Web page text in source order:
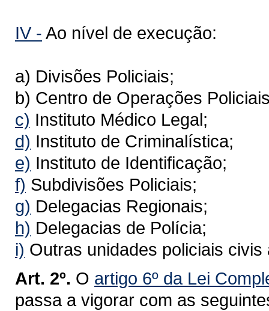
IV - Ao nível de execução:
a) Divisões Policiais;
b) Centro de Operações
c) Instituto Médico Legal;
d) Instituto de Criminalística;
e) Instituto de Identificação;
f) Subdivisões Policiais;
g) Delegacias Regionais;
h) Delegacias de Polícia;
i) Outras unidades policiais civis
Art. 2º. O artigo 6º da Lei
passa a vigorar com as